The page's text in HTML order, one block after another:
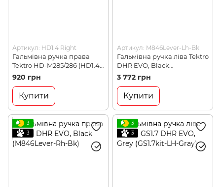
Артикул: HD1.4 Right
Гальмівна ручка права
Tektro HD-M285/286 (HD1.4
Right)
920 грн
Купити
Артикул: M846Lever-Lh-Bk
Гальмівна ручка ліва Tektro
DHR EVO, Black
(M846Lever-Lh-Bk)
3 772 грн
Купити
3
3
3
3